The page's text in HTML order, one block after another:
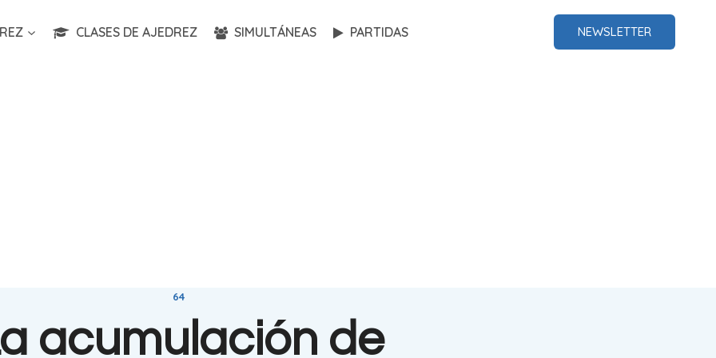
CLASES DE AJEDREZ SIMULTÁNEAS PARTIDAS NEWSLETTER
64
acumulación de